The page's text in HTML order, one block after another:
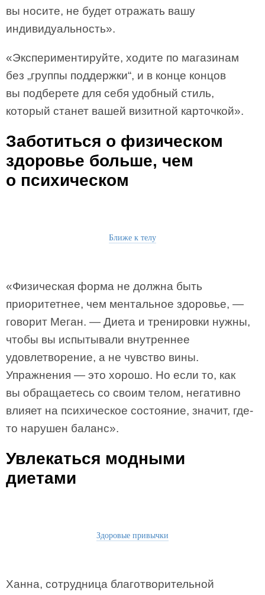
вы носите, не будет отражать вашу
индивидуальность».
«Экспериментируйте, ходите по магазинам
без „группы поддержки“, и в конце концов
вы подберете для себя удобный стиль,
который станет вашей визитной карточкой».
Заботиться о физическом
здоровье больше, чем
о психическом
Ближе к телу
«Физическая форма не должна быть
приоритетнее, чем ментальное здоровье, —
говорит Меган. — Диета и тренировки нужны,
чтобы вы испытывали внутреннее
удовлетворение, а не чувство вины.
Упражнения — это хорошо. Но если то, как
вы обращаетесь со своим телом, негативно
влияет на психическое состояние, значит, где-
то нарушен баланс».
Увлекаться модными
диетами
Здоровые привычки
Ханна, сотрудница благотворительной